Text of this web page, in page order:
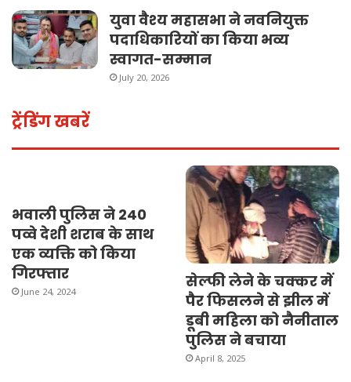
युवा वैश्य महासभा ने नवनियुक्त
पदाधिकारियों का किया भव्य
स्वागत-सम्मान
July 20, 2026
ट्रेंडिंग खबरें
भवाली पुलिस ने 240
पव्वे देशी शराब के साथ
एक व्यक्ति को किया
गिरफ्तार
June 24, 2024
सेल्फी लेने के चक्कर में
पैर फिसलने से झील में
डूबी महिला को नैनीताल
पुलिस ने बचाया
April 8, 2025